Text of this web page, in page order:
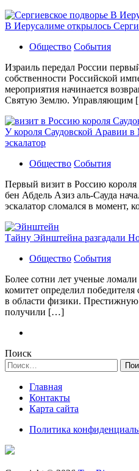
В Иерусалиме открылось
Общество События
Израиль передал России
собственности Российской
мероприятия начинается
Святую Землю. Управляющим
У короля Саудовской Аравии в
эскалатор
Общество События
Первый визит в Россию
бен Абдель Азиз аль-Сауда
эскалатор сломался в момент,
Тайну Эйнштейна разгадали
Общество События
Более сотни лет ученые
комитет определил
в области физики.
получили […]
Поиск
Найти:
Главная
Контакты
Карта сайта
Политика